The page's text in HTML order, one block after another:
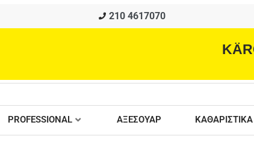
210 4617070
PROFESSIONAL ΑΞΕΣΟΥΑΡ ΚΑΘΑΡΙΣΤΙΚΑ